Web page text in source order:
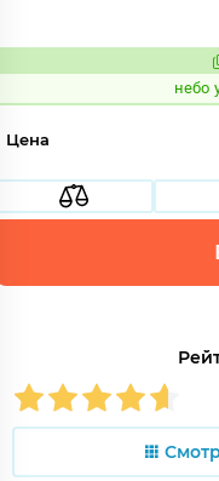
небо
Цена